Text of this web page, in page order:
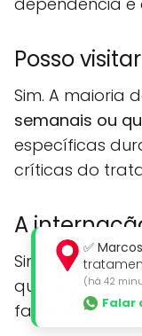
Posso
Sim. A maioria
semanais ou
específicas
críticas do
A
Sim, prevista
que haja laudo
familiar ou
✅ Marcos
(há 42
Falar